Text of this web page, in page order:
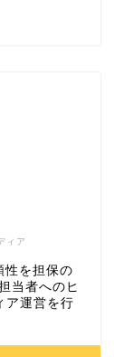
ィア
性を担保の
当者へのヒ
ア運営を行